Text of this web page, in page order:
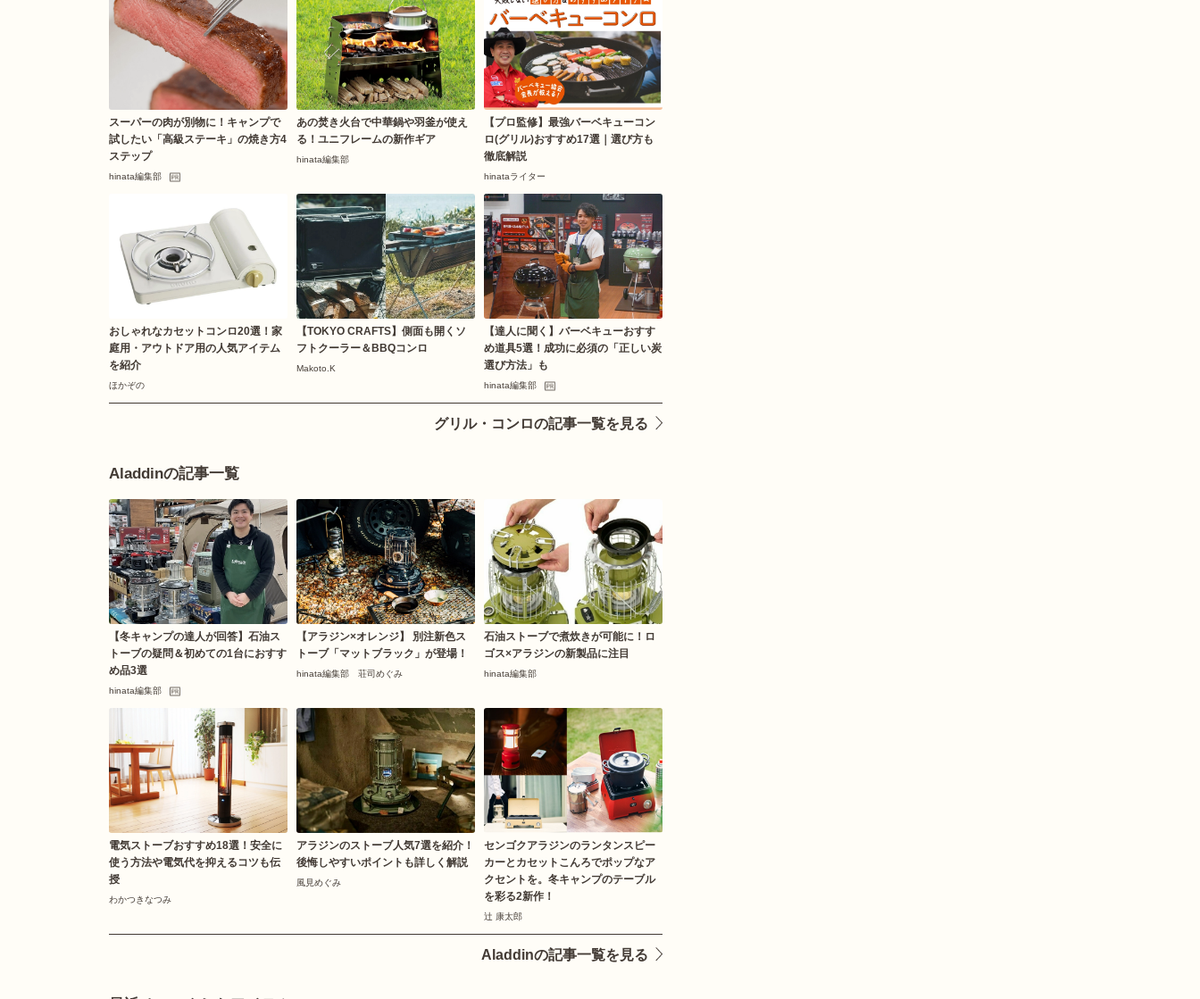
スーパーの肉が別物に！キャンプで
試したい「高級ステーキ」の焼き方4
ステップ
hinata編集部
あの焚き火台で中華鍋や羽釜が使え
る！ユニフレームの新作ギア
hinata編集部
【プロ監修】最強バーベキューコン
ロ(グリル)おすすめ17選｜選び方も
徹底解説
hinataライター
おしゃれなカセットコンロ20選！家
庭用・アウトドア用の人気アイテム
を紹介
ほかぞの
【TOKYO CRAFTS】側面も開くソ
フトクーラー＆BBQコンロ
Makoto.K
【達人に聞く】バーベキューおすす
め道具5選！成功に必須の「正しい炭
選び方法」も
hinata編集部
グリル・コンロの記事一覧を見る
Aladdinの記事一覧
【冬キャンプの達人が回答】石油ス
トーブの疑問＆初めての1台におすす
め品3選
hinata編集部
【アラジン×オレンジ】 別注新色ス
トーブ「マットブラック」が登場！
hinata編集部 荘司めぐみ
石油ストーブで煮炊きが可能に！ロ
ゴス×アラジンの新製品に注目
hinata編集部
電気ストーブおすすめ18選！安全に
使う方法や電気代を抑えるコツも伝
授
わかつきなつみ
アラジンのストーブ人気7選を紹介！
後悔しやすいポイントも詳しく解説
風見めぐみ
センゴクアラジンのランタンスピー
カーとカセットこんろでポップなア
クセントを。冬キャンプのテーブル
を彩る2新作！
辻 康太郎
Aladdinの記事一覧を見る